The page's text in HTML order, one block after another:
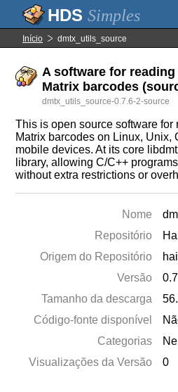
Simples
Início dmtx_utils_source
A software for
Matrix barcodes
dmtx_utils_source-0.7.6-2-source
This is open source software
Matrix barcodes on Linux, Unix,
mobile devices. At its core
library, allowing C/C++
without extra restrictions or
Nome
Repositório
Origem do Repositório
Versão
Tamanho da descarga
Código-fonte disponível
Categorias
Visualizações da Versão
0